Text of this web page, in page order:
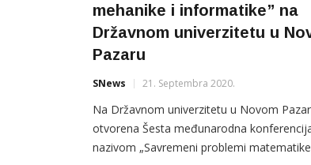
mehanike i informatike” na
Državnom univerzitetu u
Pazaru
SNews 21. Septembra 2020.
Na Državnom univerzitetu u Novom
otvorena Šesta međunarodna
nazivom „Savremeni problemi